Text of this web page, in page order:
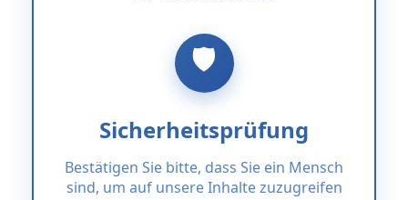
Sicherheitsprüfung
Bestätigen Sie bitte, dass Sie ein Mensch
sind, um auf unsere Inhalte zuzugreifen